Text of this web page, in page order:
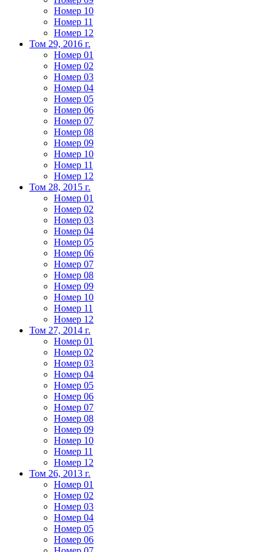
Номер 10
Номер 11
Номер 12
Том 29, 2016 г.
Номер 01
Номер 02
Номер 03
Номер 04
Номер 05
Номер 06
Номер 07
Номер 08
Номер 09
Номер 10
Номер 11
Номер 12
Том 28, 2015 г.
Номер 01
Номер 02
Номер 03
Номер 04
Номер 05
Номер 06
Номер 07
Номер 08
Номер 09
Номер 10
Номер 11
Номер 12
Том 27, 2014 г.
Номер 01
Номер 02
Номер 03
Номер 04
Номер 05
Номер 06
Номер 07
Номер 08
Номер 09
Номер 10
Номер 11
Номер 12
Том 26, 2013 г.
Номер 01
Номер 02
Номер 03
Номер 04
Номер 05
Номер 06